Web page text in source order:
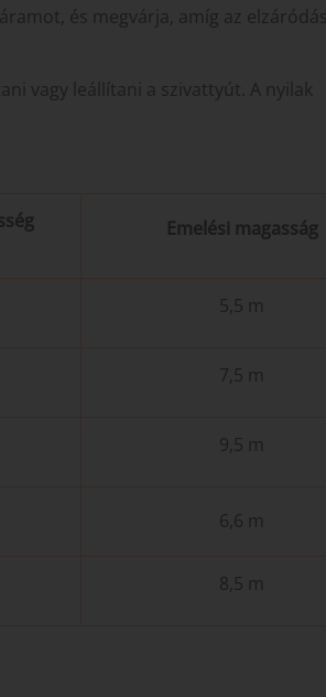
és megvárja, amíg az elzáródás
vagy leállítani a szivattyút. A nyilak
Emelési magasság
5,5 m
7,5 m
9,5 m
6,6 m
8,5 m